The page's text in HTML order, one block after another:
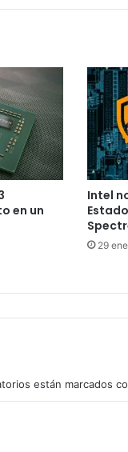
en un
Intel
29
están marcados